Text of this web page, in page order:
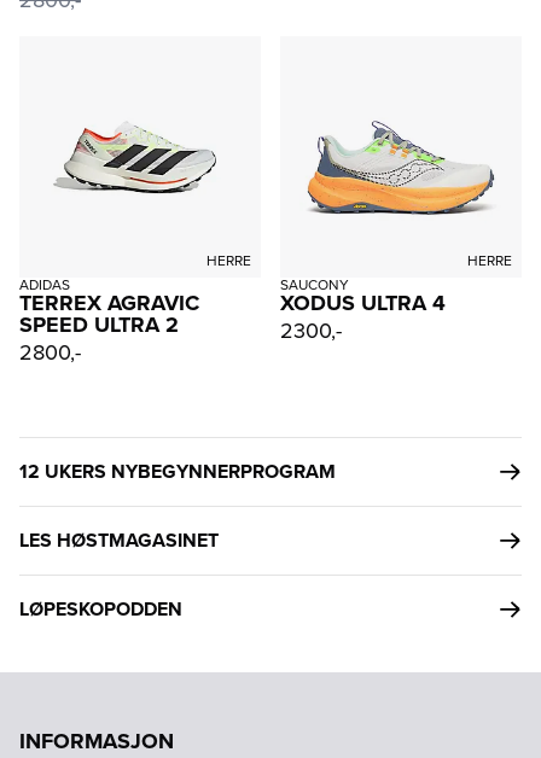
HERRE
ADIDAS
TERREX AGRAVIC
SPEED ULTRA 2
2800,-
HERRE
SAUCONY
XODUS ULTRA 4
2300,-
12 UKERS NYBEGYNNERPROGRAM
LES HØSTMAGASINET
LØPESKOPODDEN
INFORMASJON